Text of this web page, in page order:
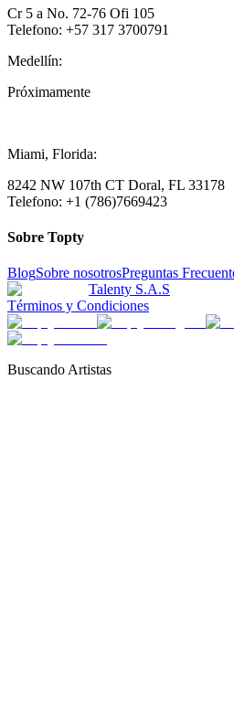
Cr 5 a No. 72-76 Ofi 105
Telefono: +57 317 3700791
Medellín:
Próximamente
Miami, Florida:
8242 NW 107th CT Doral, FL 33178
Telefono: +1 (786)7669423
Sobre Topty
BlogSobre nosotrosPreguntas
Talenty S.A.S
Términos y Condiciones
Buscando Artistas